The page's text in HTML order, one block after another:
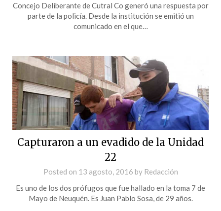
Concejo Deliberante de Cutral Co generó una respuesta por
parte de la policía. Desde la institución se emitió un
comunicado en el que…
Capturaron a un evadido de la Unidad
22
Posted on 13 agosto, 2016 by Redacción
Es uno de los dos prófugos que fue hallado en la toma 7 de
Mayo de Neuquén. Es Juan Pablo Sosa, de 29 años.